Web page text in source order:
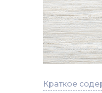
Краткое